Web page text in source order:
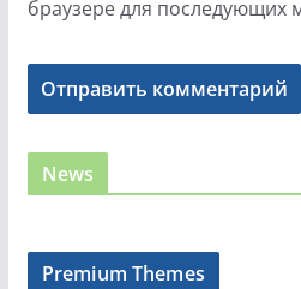
браузере для последующих
News
Premium Themes